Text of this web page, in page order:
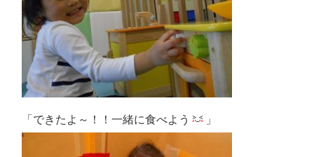
「できたよ～！！一緒に食べよう 」